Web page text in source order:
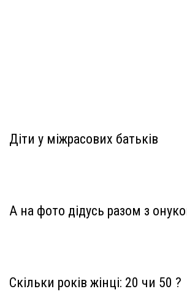
Діти у міжрасових батьків
А на фото дідусь разом з
Скільки років жінці: 20 чи 50 ?